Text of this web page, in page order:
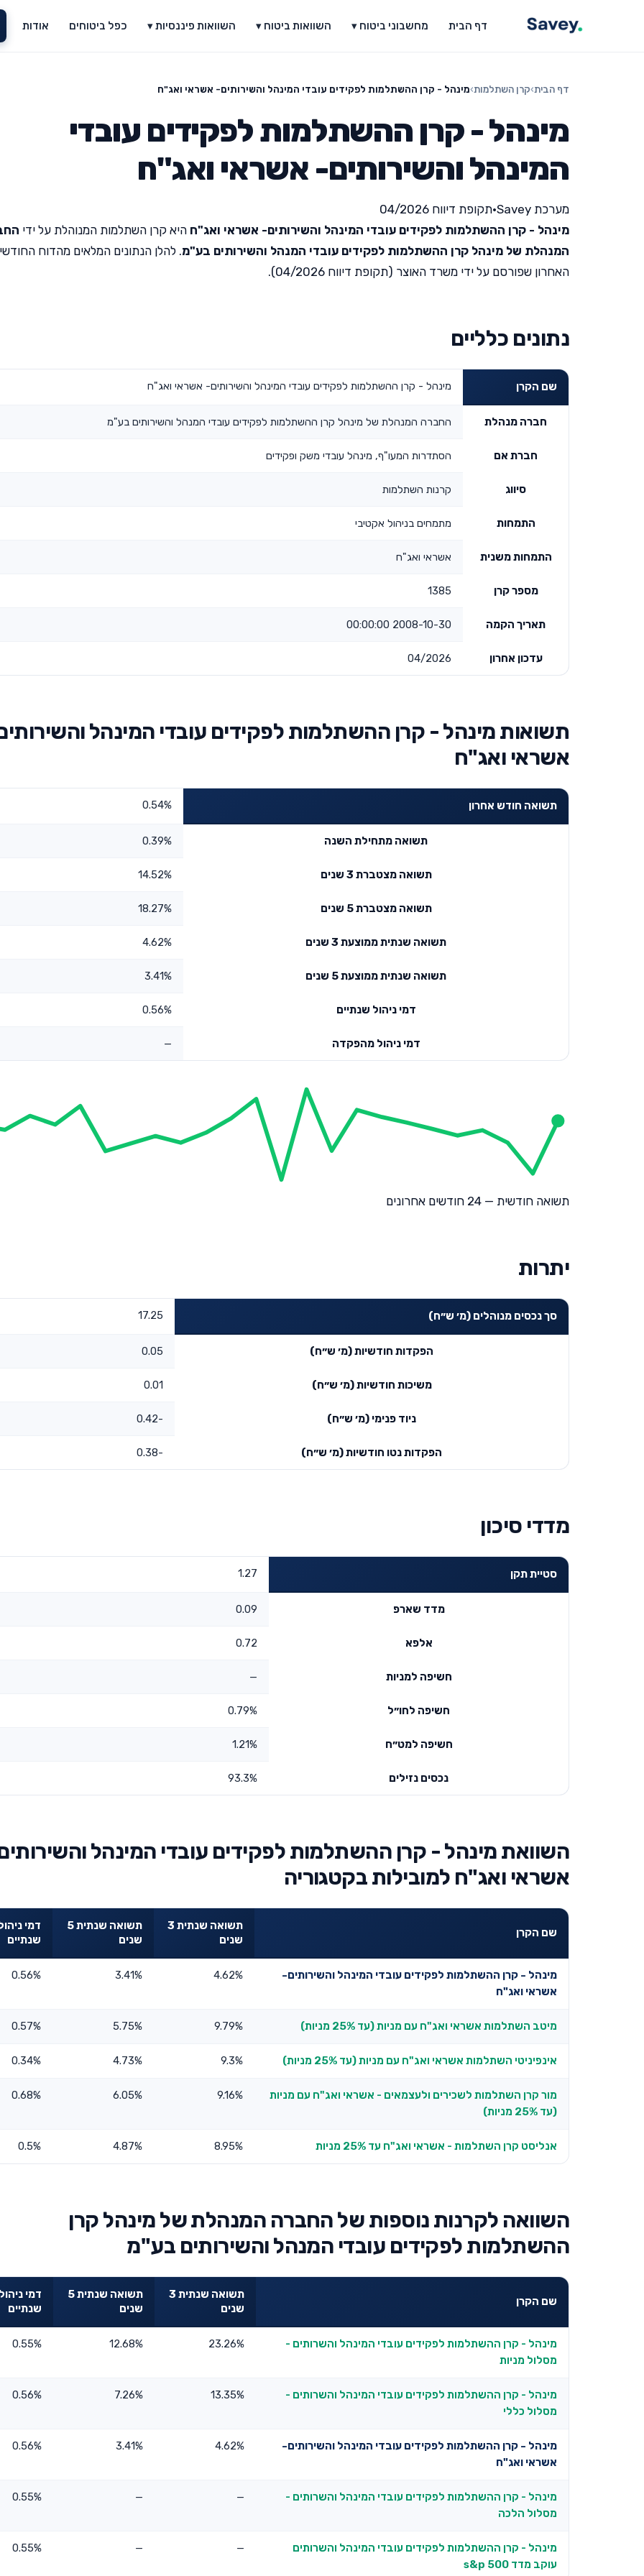
דף הבית מחשבוני ביטוח ▾ השוואות ביטוח ▾ השוואות פיננסיות ▾ כפל ביטוחים אודות
דף הבית›קרן השתלמות›מינהל - קרן ההשתלמות לפקידים עובדי המינהל והשירותים- אשראי ואג"ח
מינהל - קרן ההשתלמות לפקידים עובדי
המינהל והשירותים- אשראי ואג"ח
מערכת Savey •תקופת דיווח 04/2026
מינהל - קרן ההשתלמות לפקידים עובדי המינהל והשירותים- אשראי ואג"ח היא קרן השתלמות המנוהלת על ידי
המנהלת של מינהל קרן ההשתלמות לפקידים עובדי המנהל והשירותים בע"מ. להלן הנתונים המלאים מהדוח החודשי
האחרון שפורסם על ידי משרד האוצר (תקופת דיווח 04/2026).
נתונים כלליים
שם הקרן מינהל - קרן ההשתלמות לפקידים עובדי המינהל והשירותים- אשראי ואג"ח
חברה מנהלת החברה המנהלת של מינהל קרן ההשתלמות לפקידים עובדי המנהל והשירותים בע"מ
חברת אם הסתדרות המעו"ף, מינהל עובדי משק ופקידים
סיווג קרנות השתלמות
התמחות מתמחים בניהול אקטיבי
התמחות משנית אשראי ואג"ח
מספר קרן 1385
תאריך הקמה 2008-10-30 00:00:00
עדכון אחרון 04/2026
תשואות מינהל - קרן ההשתלמות לפקידים עובדי המינהל
אשראי ואג"ח
תשואה חודש אחרון 0.54%
תשואה מתחילת השנה 0.39%
תשואה מצטברת 3 שנים 14.52%
תשואה מצטברת 5 שנים 18.27%
תשואה שנתית ממוצעת 3 שנים 4.62%
תשואה שנתית ממוצעת 5 שנים 3.41%
דמי ניהול שנתיים 0.56%
דמי ניהול מהפקדה —
תשואה חודשית — 24 חודשים אחרונים
יתרות
סך נכסים מנוהלים (מ׳ ש״ח) 17.25
הפקדות חודשיות (מ׳ ש״ח) 0.05
משיכות חודשיות (מ׳ ש״ח) 0.01
ניוד פנימי (מ׳ ש״ח) -0.42
הפקדות נטו חודשיות (מ׳ ש״ח) -0.38
מדדי סיכון
סטיית תקן 1.27
מדד שארפ 0.09
אלפא 0.72
חשיפה למניות —
חשיפה לחו״ל 0.79%
חשיפה למט״ח 1.21%
נכסים נזילים 93.3%
השוואת מינהל - קרן ההשתלמות לפקידים עובדי המינהל
אשראי ואג"ח למובילות בקטגוריה
שם הקרן
תשואה שנתית 3
שנים
תשואה שנתית 5
שנים
דמי
שנתיים
מינהל - קרן ההשתלמות לפקידים עובדי המינהל והשירותים-
אשראי ואג"ח
4.62%
3.41%
0.56%
מיטב השתלמות אשראי ואג"ח עם מניות (עד 25% מניות) 9.79%
5.75%
0.57%
אינפיניטי השתלמות אשראי ואג"ח עם מניות (עד 25% מניות) 9.3%
4.73%
0.34%
מור קרן השתלמות לשכירים ולעצמאים - אשראי ואג"ח עם מניות
(עד 25% מניות)
9.16%
6.05%
0.68%
אנליסט קרן השתלמות - אשראי ואג"ח עד 25% מניות 8.95%
4.87%
0.5%
השוואה לקרנות נוספות של החברה המנהלת של מינהל קרן
ההשתלמות לפקידים עובדי המנהל והשירותים בע"מ
שם הקרן
תשואה שנתית 3
שנים
תשואה שנתית 5
שנים
דמי
שנתיים
מינהל - קרן ההשתלמות לפקידים עובדי המינהל והשרותים -
מסלול מניות
23.26%
12.68%
0.55%
מינהל - קרן ההשתלמות לפקידים עובדי המינהל והשרותים -
מסלול כללי
13.35%
7.26%
0.56%
מינהל - קרן ההשתלמות לפקידים עובדי המינהל והשירותים-
אשראי ואג"ח
4.62%
3.41%
0.56%
מינהל - קרן ההשתלמות לפקידים עובדי המינהל והשרותים -
מסלול הלכה
—
—
0.55%
מינהל - קרן ההשתלמות לפקידים עובדי המינהל והשרותים
עוקב מדד s&p 500
—
—
0.55%